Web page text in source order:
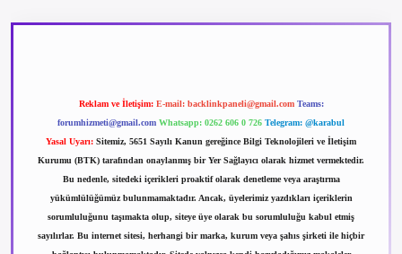
Reklam ve İletişim: E-mail: backlinkpaneli@gmail.com Teams:
forumhizmeti@gmail.com Whatsapp: 0262 606 0 726 Telegram: @karabul
Yasal Uyarı: Sitemiz, 5651 Sayılı Kanun gereğince Bilgi Teknolojileri ve İletişim
Kurumu (BTK) tarafından onaylanmış bir Yer Sağlayıcı olarak hizmet vermektedir.
Bu nedenle, sitedeki içerikleri proaktif olarak denetleme veya araştırma
yükümlülüğümüz bulunmamaktadır. Ancak, üyelerimiz yazdıkları içeriklerin
sorumluluğunu taşımakta olup, siteye üye olarak bu sorumluluğu kabul etmiş
sayılırlar. Bu internet sitesi, herhangi bir marka, kurum veya şahıs şirketi ile hiçbir